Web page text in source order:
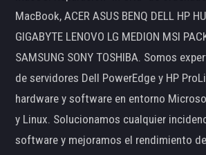
MacBook, ACER ASUS BENQ DELL HP
GIGABYTE LENOVO LG MEDION MSI
SAMSUNG SONY TOSHIBA. Somos
de servidores Dell PowerEdge y HP
hardware y software en entorno
y Linux. Solucionamos cualquier
software y mejoramos el rendimiento